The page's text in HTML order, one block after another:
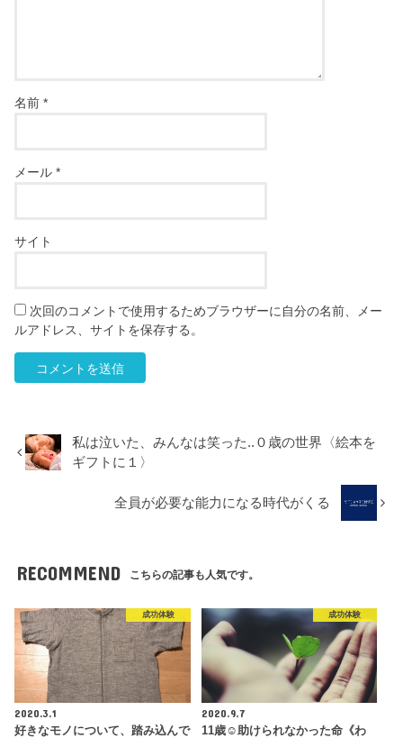
名前*
メール*
サイト
次回のコメントで使用するためブラウザーに自分の名前、メー
ルアドレス、サイトを保存する。
私は泣いた、みんなは笑った..０歳の世界〈絵本を
ギフトに１〉
全員が必要な能力になる時代がくる
RECOMMEND こちらの記事も人気です。
成功体験
2020.3.1
好きなモノについて、踏み込んで
成功体験
2020.9.7
11歳☺︎助けられなかった命《わ